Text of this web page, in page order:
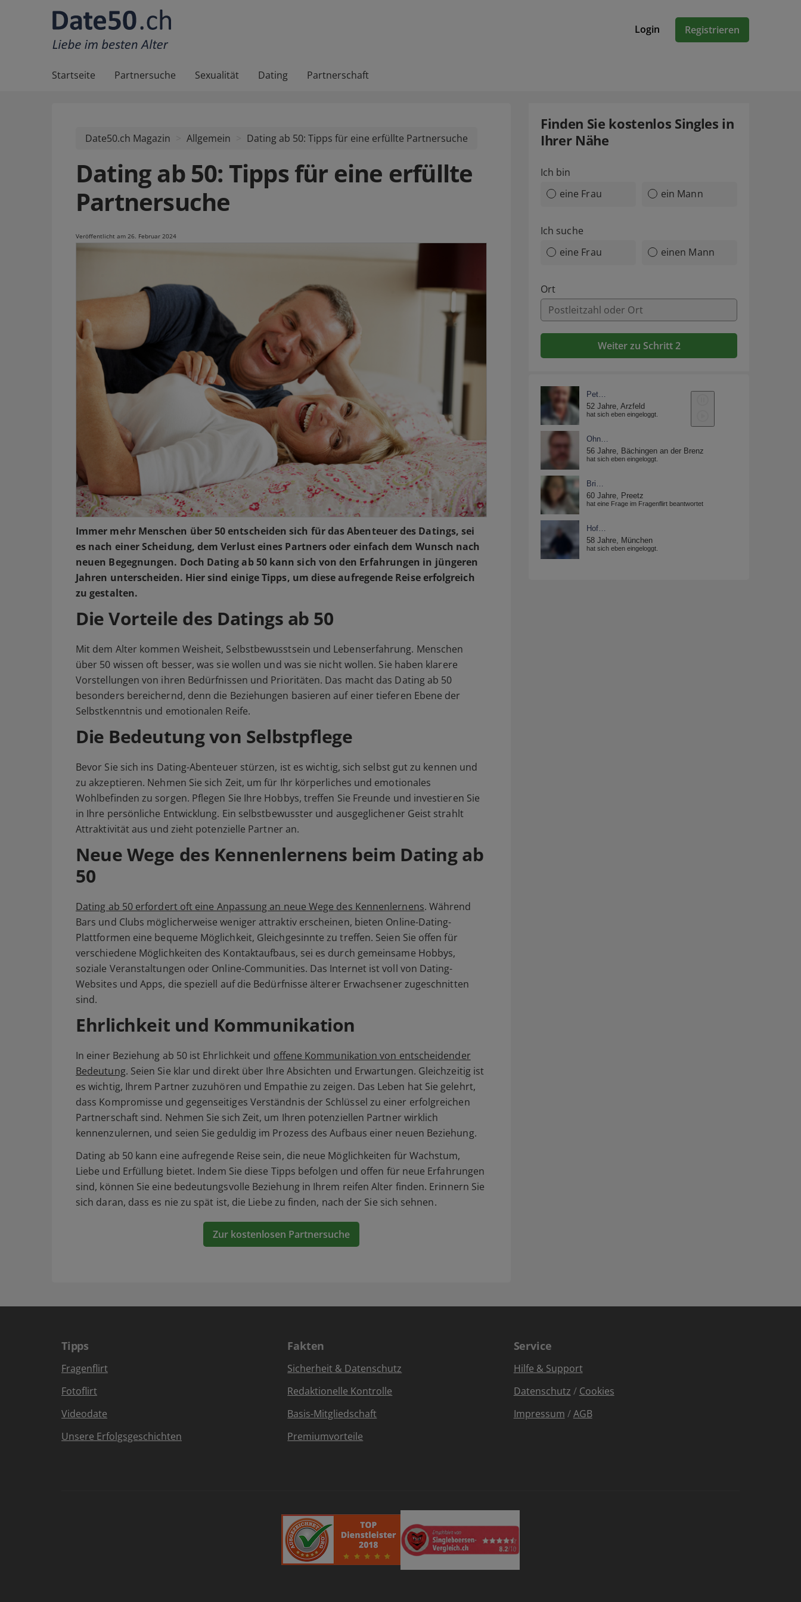
Login Registrieren
Startseite Partnersuche Sexualität Dating Partnerschaft
Date50.ch Magazin Allgemein Dating ab 50: Tipps für eine erfüllte Partnersuche
Dating ab 50: Tipps für eine erfüllte
Partnersuche
Veröffentlicht am 26. Februar 2024
Immer mehr Menschen über 50 entscheiden sich für das Abenteuer des Datings, sei
es nach einer Scheidung, dem Verlust eines Partners oder einfach dem Wunsch nach
neuen Begegnungen. Doch Dating ab 50 kann sich von den Erfahrungen in jüngeren
Jahren unterscheiden. Hier sind einige Tipps, um diese aufregende Reise erfolgreich
zu gestalten.
Die Vorteile des Datings ab 50
Mit dem Alter kommen Weisheit, Selbstbewusstsein und Lebenserfahrung. Menschen
über 50 wissen oft besser, was sie wollen und was sie nicht wollen. Sie haben klarere
Vorstellungen von ihren Bedürfnissen und Prioritäten. Das macht das Dating ab 50
besonders bereichernd, denn die Beziehungen basieren auf einer tieferen Ebene der
Selbstkenntnis und emotionalen Reife.
Die Bedeutung von Selbstpflege
Bevor Sie sich ins Dating-Abenteuer stürzen, ist es wichtig, sich selbst gut zu kennen und
zu akzeptieren. Nehmen Sie sich Zeit, um für Ihr körperliches und emotionales
Wohlbefinden zu sorgen. Pflegen Sie Ihre Hobbys, treffen Sie Freunde und investieren Sie
in Ihre persönliche Entwicklung. Ein selbstbewusster und ausgeglichener Geist strahlt
Attraktivität aus und zieht potenzielle Partner an.
Neue Wege des Kennenlernens beim Dating ab
50
Dating ab 50 erfordert oft eine Anpassung an neue Wege des Kennenlernens. Während
Bars und Clubs möglicherweise weniger attraktiv erscheinen, bieten Online-Dating-
Plattformen eine bequeme Möglichkeit, Gleichgesinnte zu treffen. Seien Sie offen für
verschiedene Möglichkeiten des Kontaktaufbaus, sei es durch gemeinsame Hobbys,
soziale Veranstaltungen oder Online-Communities. Das Internet ist voll von Dating-
Websites und Apps, die speziell auf die Bedürfnisse älterer Erwachsener zugeschnitten
sind.
Ehrlichkeit und Kommunikation
In einer Beziehung ab 50 ist Ehrlichkeit und offene Kommunikation von entscheidender
Bedeutung. Seien Sie klar und direkt über Ihre Absichten und Erwartungen. Gleichzeitig ist
es wichtig, Ihrem Partner zuzuhören und Empathie zu zeigen. Das Leben hat Sie gelehrt,
dass Kompromisse und gegenseitiges Verständnis der Schlüssel zu einer erfolgreichen
Partnerschaft sind. Nehmen Sie sich Zeit, um Ihren potenziellen Partner wirklich
kennenzulernen, und seien Sie geduldig im Prozess des Aufbaus einer neuen Beziehung.
Dating ab 50 kann eine aufregende Reise sein, die neue Möglichkeiten für Wachstum,
Liebe und Erfüllung bietet. Indem Sie diese Tipps befolgen und offen für neue Erfahrungen
sind, können Sie eine bedeutungsvolle Beziehung in Ihrem reifen Alter finden. Erinnern Sie
sich daran, dass es nie zu spät ist, die Liebe zu finden, nach der Sie sich sehnen.
Zur kostenlosen Partnersuche
Tipps
Fragenflirt
Fotoflirt
Videodate
Unsere Erfolgsgeschichten
Fakten
Sicherheit & Datenschutz
Redaktionelle Kontrolle
Basis-Mitgliedschaft
Premiumvorteile
Service
Hilfe & Support
Datenschutz / Cookies
Impressum /AGB